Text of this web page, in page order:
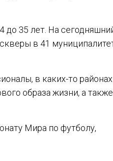
35 лет. На
в 41
в каких-то
образа жизни, а
Мира по футболу,